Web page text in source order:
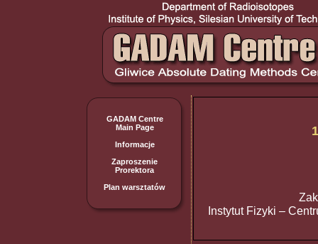
GADAM Centre
Main Page
Informacje
Zaproszenie
Prorektora
Plan warsztatów
Instytut Fizyki –